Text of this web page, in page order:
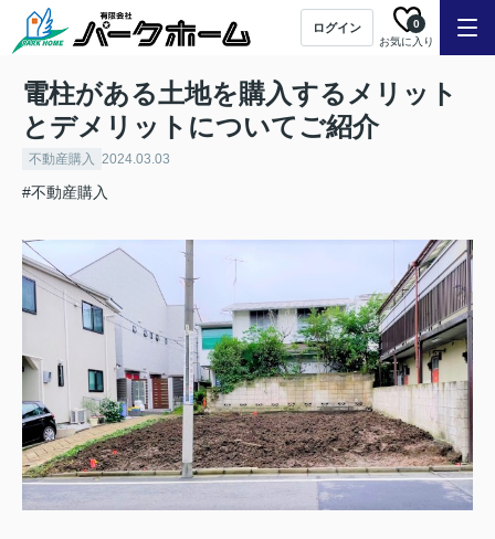
ログイン
お気に入り
0
電柱がある土地を購入するメリット
とデメリットについてご紹介
不動産購入 2024.03.03
#不動産購入